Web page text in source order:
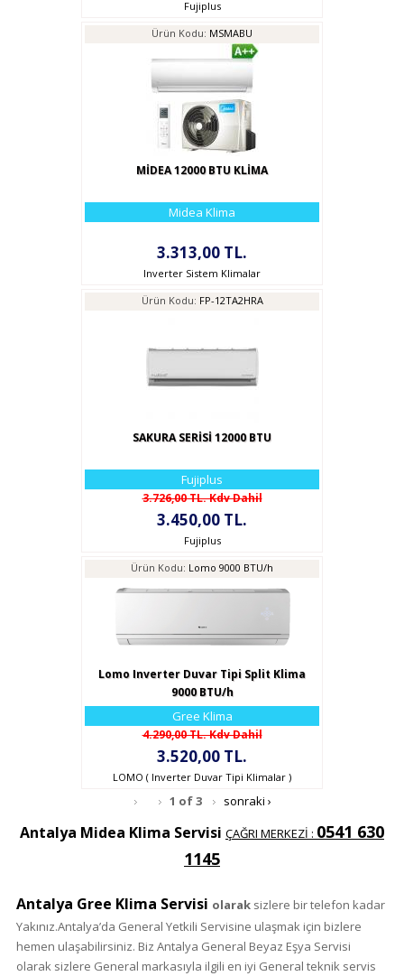
Fujiplus
Ürün Kodu: MSMABU
MİDEA 12000 BTU KLİMA
Midea Klima
3.313,00 TL.
Inverter Sistem Klimalar
Ürün Kodu: FP-12TA2HRA
SAKURA SERİSİ 12000 BTU
Fujiplus
3.726,00 TL. Kdv Dahil
3.450,00 TL.
Fujiplus
Ürün Kodu: Lomo 9000 BTU/h
Lomo Inverter Duvar Tipi Split Klima
9000 BTU/h
Gree Klima
4.290,00 TL. Kdv Dahil
3.520,00 TL.
LOMO ( Inverter Duvar Tipi Klimalar )
1 of 3 sonraki ›
Antalya Midea Klima Servisi ÇAĞRI MERKEZİ : 0541 630
1145
Antalya Gree Klima Servisi olarak sizlere bir telefon kadar
Yakınız.Antalya’da General Yetkili Servisine ulaşmak için bizlere
hemen ulaşabilirsiniz. Biz Antalya General Beyaz Eşya Servisi
olarak sizlere General markasıyla ilgili en iyi General teknik servis